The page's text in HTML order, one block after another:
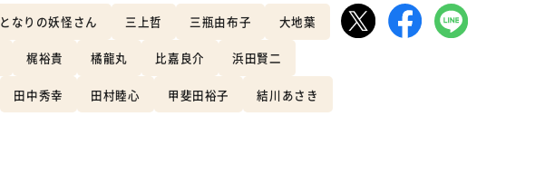
となりの妖怪さん 三上哲 三瓶由布子 大地葉
梶裕貴 橘龍丸 比嘉良介 浜田賢二
田中秀幸 田村睦心 甲斐田裕子 結川あさき